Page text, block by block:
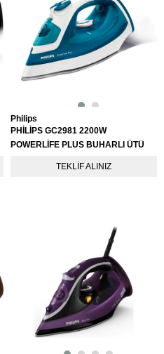
TEKLIF ALINIZ
Philips
PHİLİPS GC2981 2200W
POWERLİFE PLUS BUHARLI ÜTÜ